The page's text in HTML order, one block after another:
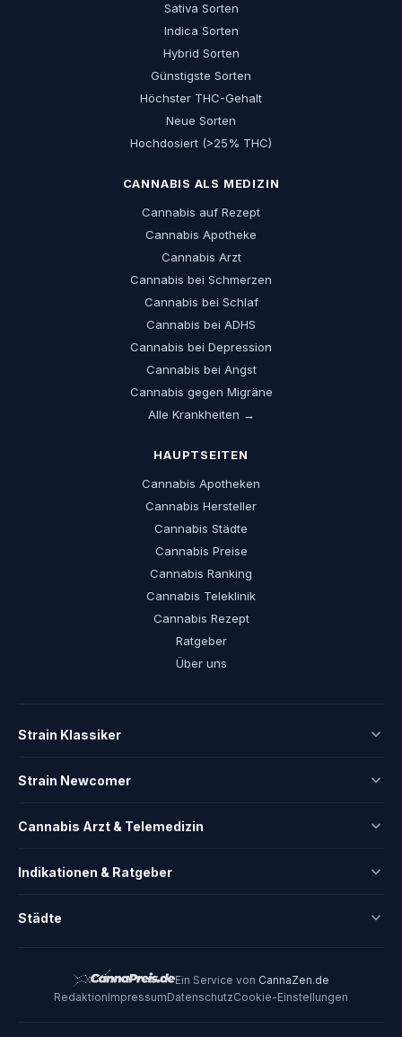
Sativa Sorten
Indica Sorten
Hybrid Sorten
Günstigste Sorten
Höchster THC-Gehalt
Neue Sorten
Hochdosiert (>25% THC)
CANNABIS ALS MEDIZIN
Cannabis auf Rezept
Cannabis Apotheke
Cannabis Arzt
Cannabis bei Schmerzen
Cannabis bei Schlaf
Cannabis bei ADHS
Cannabis bei Depression
Cannabis bei Angst
Cannabis gegen Migräne
Alle Krankheiten →
HAUPTSEITEN
Cannabis Apotheken
Cannabis Hersteller
Cannabis Städte
Cannabis Preise
Cannabis Ranking
Cannabis Teleklinik
Cannabis Rezept
Ratgeber
Über uns
Strain Klassiker
Strain Newcomer
Cannabis Arzt & Telemedizin
Indikationen & Ratgeber
Städte
Ein Service von CannaZen.de
RedaktionImpressumDatenschutzCookie-Einstellungen